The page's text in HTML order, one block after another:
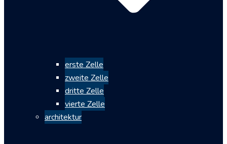
erste Zelle
zweite Zelle
dritte Zelle
vierte Zelle
architektur